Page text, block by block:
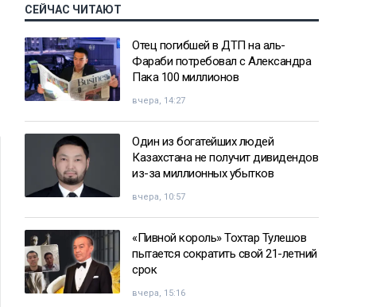
СЕЙЧАС ЧИТАЮТ
Отец погибшей в ДТП на аль-
Фараби потребовал с Александра
Пака 100 миллионов
вчера, 14:27
Один из богатейших людей
Казахстана не получит дивидендов
из-за миллионных убытков
вчера, 10:57
«Пивной король» Тохтар Тулешов
пытается сократить свой 21-летний
срок
вчера, 15:16